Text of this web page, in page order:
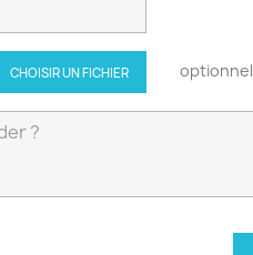
CHOISIR UN FICHIER optionnel